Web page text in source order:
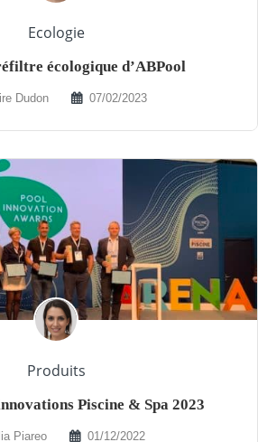
Ecologie
écologique d’ABPool
Dudon 07/02/2023
Produits
Piscine & Spa 2023
Piareo 01/12/2022